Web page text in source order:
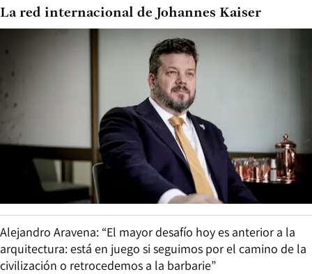
La red internacional de Johannes Kaiser
Alejandro Aravena: “El mayor desafío hoy es anterior a la
arquitectura: está en juego si seguimos por el camino de la
civilización o retrocedemos a la barbarie”